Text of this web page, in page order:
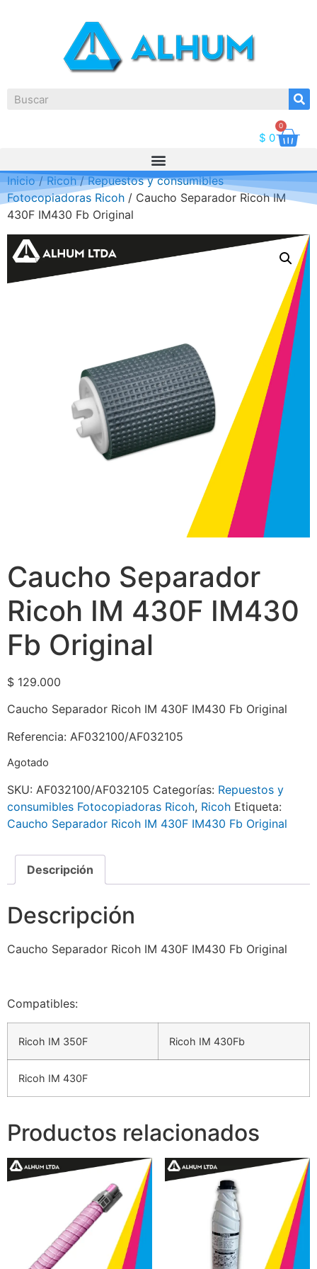
$ 0
0
Inicio/Ricoh/Repuestos y consumibles
Fotocopiadoras Ricoh / Caucho Separador Ricoh IM
430F IM430 Fb Original
Caucho Separador
Ricoh IM 430F IM430
Fb Original
$ 129.000
Caucho Separador Ricoh IM 430F IM430 Fb Original
Referencia: AF032100/AF032105
Agotado
SKU: AF032100/AF032105 Categorías: Repuestos y
consumibles Fotocopiadoras Ricoh, Ricoh Etiqueta:
Caucho Separador Ricoh IM 430F IM430 Fb Original
Descripción
Descripción
Caucho Separador Ricoh IM 430F IM430 Fb Original
Compatibles:
Ricoh IM 350F Ricoh IM 430Fb
Ricoh IM 430F
Productos relacionados